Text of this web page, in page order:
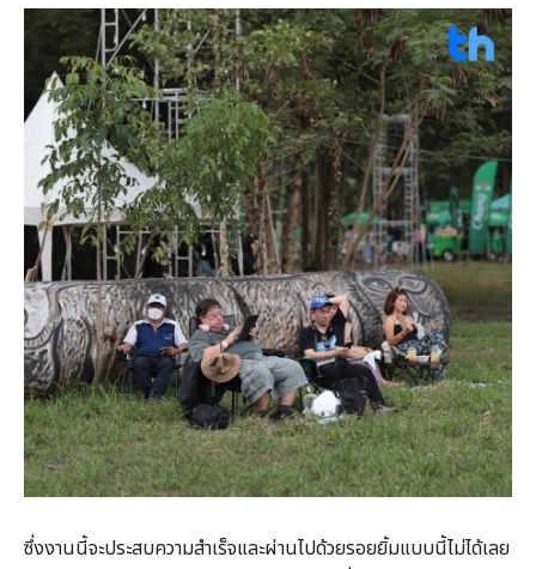
ซึ่งงานนี้จะประสบความสำเร็จและผ่านไปด้วยรอยยิ้มแบบนี้ไม่ได้เลย